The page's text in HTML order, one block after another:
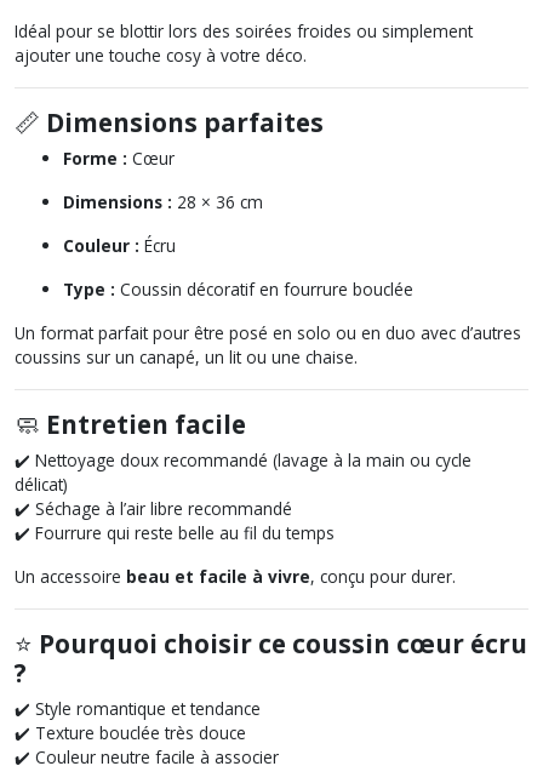
Idéal pour se blottir lors des soirées froides ou simplement
ajouter une touche cosy à votre déco.
📏 Dimensions parfaites
Forme : Cœur
Dimensions : 28 × 36 cm
Couleur : Écru
Type : Coussin décoratif en fourrure bouclée
Un format parfait pour être posé en solo ou en duo avec d’autres
coussins sur un canapé, un lit ou une chaise.
🧼 Entretien facile
✔️ Nettoyage doux recommandé (lavage à la main ou cycle
délicat)
✔️ Séchage à l’air libre recommandé
✔️ Fourrure qui reste belle au fil du temps
Un accessoire beau et facile à vivre, conçu pour durer.
⭐ Pourquoi choisir ce coussin cœur écru
?
✔️ Style romantique et tendance
✔️ Texture bouclée très douce
✔️ Couleur neutre facile à associer